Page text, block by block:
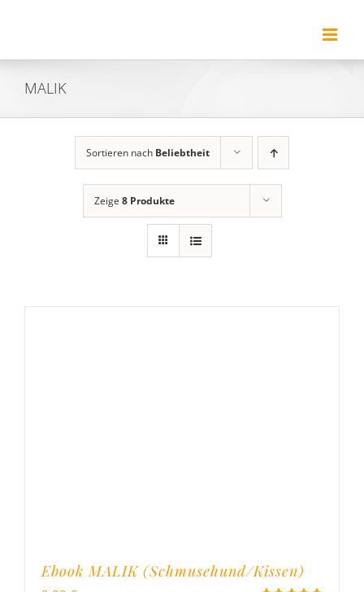
springen
MALIK
Sortieren nach Beliebtheit
Zeige 8 Produkte
Ebook MALIK (Schmusehund/Kissen)